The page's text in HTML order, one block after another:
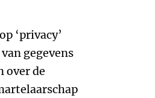
‘privacy’
gegevens
over de